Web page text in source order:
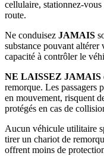
cellulaire, stationnez-
route.
Ne conduisez JAMAIS
substance pouvant
capacité à contrôler le
NE LAISSEZ JAMAIS
remorque. Les passagers
en mouvement, risquent
protégés en cas de
Aucun véhicule utilitaire
tirer un chariot de
offrent moins de